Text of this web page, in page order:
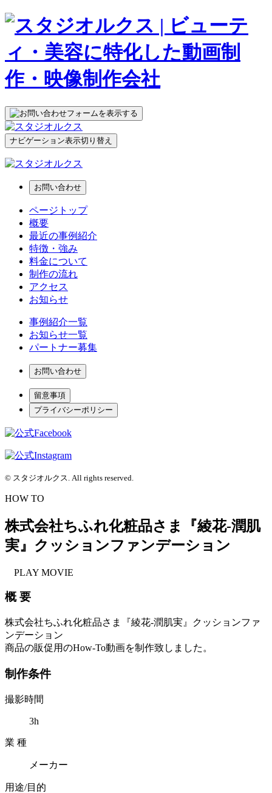
ナビゲーション表示切り替え
お問い合わせ
ページトップ
概要
最近の事例紹介
特徴・強み
料金について
制作の流れ
アクセス
お知らせ
事例紹介一覧
お知らせ一覧
パートナー募集
お問い合わせ
留意事項
プライバシーポリシー
© スタジオルクス. All rights reserved.
HOW TO
株式会社ちふれ化粧品さま『綾花-潤肌
実』クッションファンデーション
PLAY MOVIE
概 要
株式会社ちふれ化粧品さま『綾花-潤肌実』クッションファ
ンデーション
商品の販促用のHow-To動画を制作致しました。
制作条件
撮影時間
3h
業 種
メーカー
用途/目的